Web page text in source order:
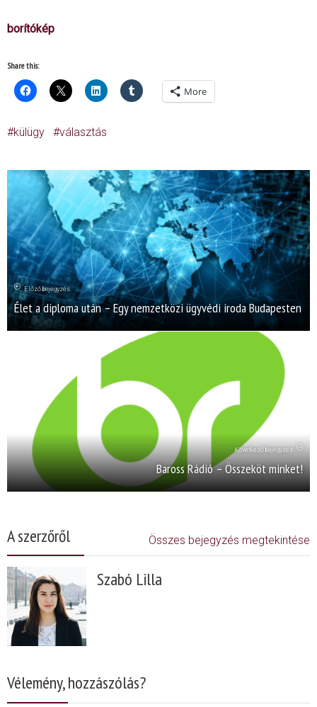
borítókép
Share this:
More
külügy választás
Előző bejegyzés
Élet a diploma után – Egy nemzetközi ügyvédi iroda Budapesten
Következő bejegyzés
Baross Rádió – Összeköt minket!
A szerzőről Összes bejegyzés megtekintése
Szabó Lilla
Vélemény, hozzászólás?